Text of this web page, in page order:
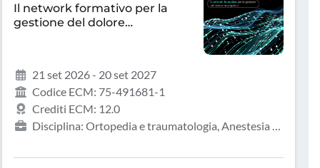
Il network formativo per la
gestione del dolore
21 set 2026 - 20 set 2027
Codice ECM: 75-491681-1
Crediti ECM: 12.0
Disciplina: Ortopedia e traumatologia, Anestesia e
Medicina generale (medici di famiglia), Neurologia